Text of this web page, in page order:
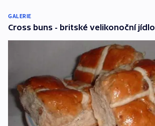
GALERIE
Cross buns - britské velikonoční jídlo